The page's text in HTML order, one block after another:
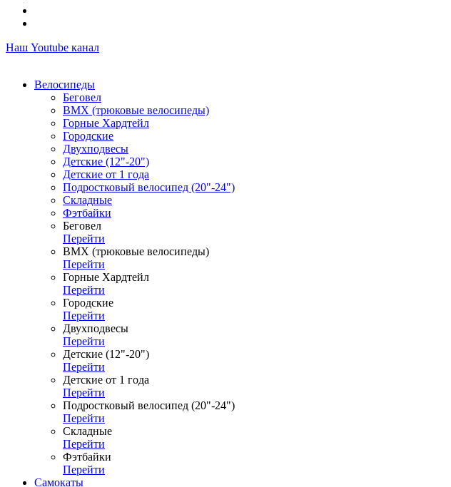
Наш Youtube канал
Велосипеды
Беговел
ВМХ (трюковые велосипеды)
Горные Хардтейл
Городские
Двухподвесы
Детские (12"-20")
Детские от 1 года
Подростковый велосипед (20"-24")
Складные
Фэтбайки
Беговел
Перейти
ВМХ (трюковые велосипеды)
Перейти
Горные Хардтейл
Перейти
Городские
Перейти
Двухподвесы
Перейти
Детские (12"-20")
Перейти
Детские от 1 года
Перейти
Подростковый велосипед (20"-24")
Перейти
Складные
Перейти
Фэтбайки
Перейти
Самокаты